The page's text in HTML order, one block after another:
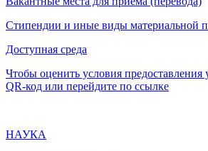
Стипендии и иные виды материальной
Доступная среда
Чтобы оценить условия предоставления
QR-код или перейдите по ссылке
НАУКА